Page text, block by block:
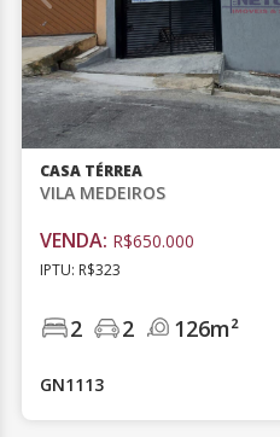
CASA TÉRREA
VILA MEDEIROS
VENDA: R$650.000
IPTU: R$323
2 2 126m²
GN1113